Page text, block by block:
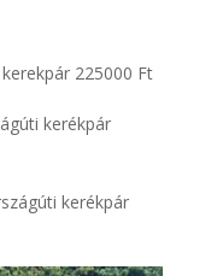
225000 Ft
kerékpár
kerékpár